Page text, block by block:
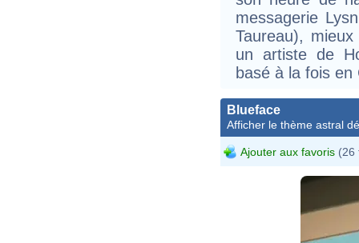
messagerie
Taureau),
un artiste de
basé à la fois
Blueface
Afficher le thème astral
Ajouter aux favoris (26